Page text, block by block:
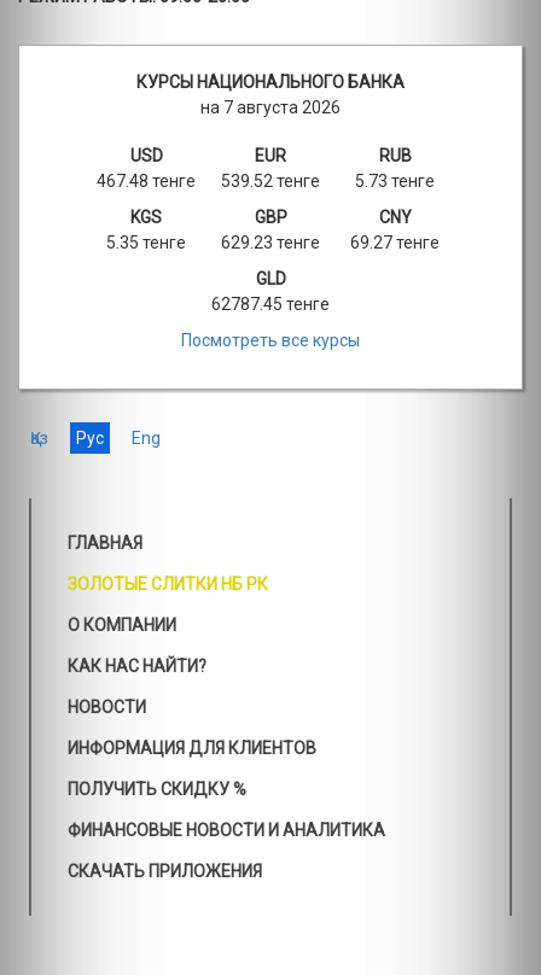
КУРСЫ НАЦИОНАЛЬНОГО БАНКА
на 7 августа 2026
USD
467.48 тенге
EUR
539.52 тенге
RUB
5.73 тенге
KGS
5.35 тенге
GBP
629.23 тенге
CNY
69.27 тенге
GLD
62787.45 тенге
Посмотреть все курсы
Қаз Рус Eng
ГЛАВНАЯ
ЗОЛОТЫЕ СЛИТКИ НБ РК
О КОМПАНИИ
КАК НАС НАЙТИ?
НОВОСТИ
ИНФОРМАЦИЯ ДЛЯ КЛИЕНТОВ
ПОЛУЧИТЬ СКИДКУ %
ФИНАНСОВЫЕ НОВОСТИ И АНАЛИТИКА
СКАЧАТЬ ПРИЛОЖЕНИЯ